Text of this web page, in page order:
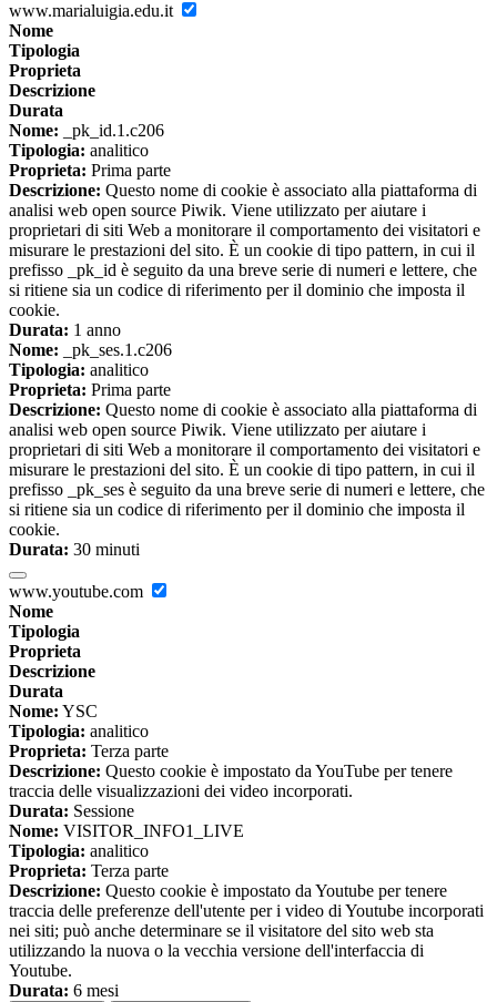
www.marialuigia.edu.it
Nome
Tipologia
Proprieta
Descrizione
Durata
Nome: _pk_id.1.c206
Tipologia: analitico
Proprieta: Prima parte
Descrizione: Questo nome di cookie è associato alla piattaforma di
analisi web open source Piwik. Viene utilizzato per aiutare i
proprietari di siti Web a monitorare il comportamento dei visitatori e
misurare le prestazioni del sito. È un cookie di tipo pattern, in cui il
prefisso _pk_id è seguito da una breve serie di numeri e lettere, che
si ritiene sia un codice di riferimento per il dominio che imposta il
cookie.
Durata: 1 anno
Nome: _pk_ses.1.c206
Tipologia: analitico
Proprieta: Prima parte
Descrizione: Questo nome di cookie è associato alla piattaforma di
analisi web open source Piwik. Viene utilizzato per aiutare i
proprietari di siti Web a monitorare il comportamento dei visitatori e
misurare le prestazioni del sito. È un cookie di tipo pattern, in cui il
prefisso _pk_ses è seguito da una breve serie di numeri e lettere, che
si ritiene sia un codice di riferimento per il dominio che imposta il
cookie.
Durata: 30 minuti
www.youtube.com
Nome
Tipologia
Proprieta
Descrizione
Durata
Nome: YSC
Tipologia: analitico
Proprieta: Terza parte
Descrizione: Questo cookie è impostato da YouTube per tenere
traccia delle visualizzazioni dei video incorporati.
Durata: Sessione
Nome: VISITOR_INFO1_LIVE
Tipologia: analitico
Proprieta: Terza parte
Descrizione: Questo cookie è impostato da Youtube per tenere
traccia delle preferenze dell'utente per i video di Youtube incorporati
nei siti; può anche determinare se il visitatore del sito web sta
utilizzando la nuova o la vecchia versione dell'interfaccia di
Youtube.
Durata: 6 mesi